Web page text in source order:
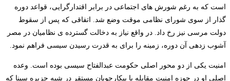
است که به رغم شورش­ های اجتماعی در برابر اقتدارگرایی، قواعد دوره
گذار از سوی شورای نظامی موقت وضع ­شد. اتفاقی که پس از سقوط
دولت مرسی نیز رخ داد. در واقع نیاز به دخالت گسترده ­ی نظامیان در مصر
آشوب ­زده­ی آن دوره، زمینه را برای به قدرت رسیدن سیسی فراهم نمود.
امنیت یکی از دو محور اصلی حکومت عبدالفتاح سیسی بوده است. وعده
اصلی او در حوزه امنیت مقابله با پیکارجویان مستقر در شبه جزیره سینا که